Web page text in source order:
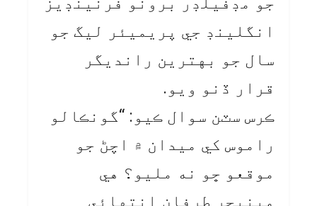
انگلينڊ جي پريميئر ليگ جو
سال جو بهترين رانديگر
قرار ڏنو ويو.
ڪرس سٽن سوال ڪيو: “گونڪالو
راموس کي ميدان ۾ اچڻ جو
موقعو ڇو نه مليو؟ هي
مينيجر طرفان انتهائي